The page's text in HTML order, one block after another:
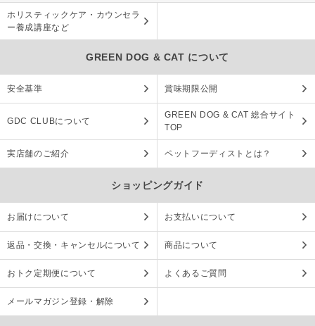
ホリスティックケア・カウンセラ
ー養成講座など
GREEN DOG & CAT について
安全基準 賞味期限公開
GDC CLUBについて
GREEN DOG & CAT 総合サイト
TOP
実店舗のご紹介 ペットフーディストとは？
ショッピングガイド
お届けについて お支払いについて
返品・交換・キャンセルについて 商品について
おトク定期便について よくあるご質問
メールマガジン登録・解除